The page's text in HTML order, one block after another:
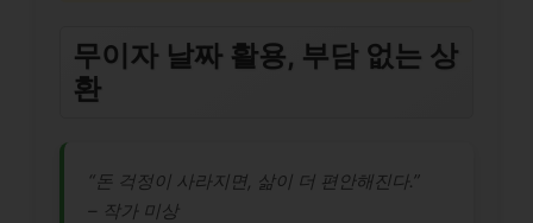
무이자 날짜 활용, 부담 없는 상
환
“돈 걱정이 사라지면, 삶이 더 편안해진다.”
– 작가 미상